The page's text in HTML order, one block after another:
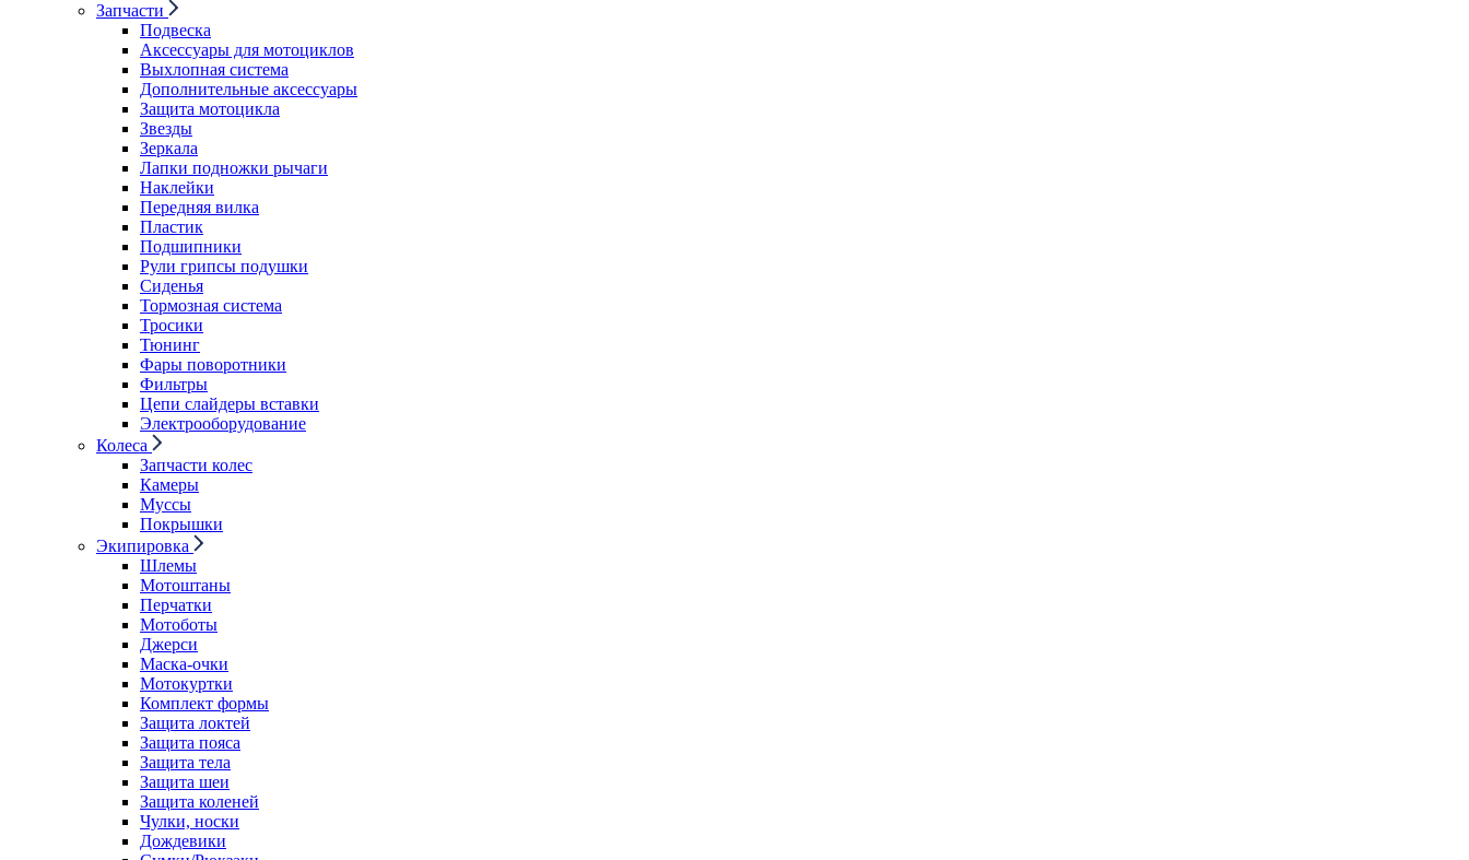
Запчасти
Подвеска
Аксессуары для мотоциклов
Выхлопная система
Дополнительные аксессуары
Защита мотоцикла
Звезды
Зеркала
Лапки подножки рычаги
Наклейки
Передняя вилка
Пластик
Подшипники
Рули грипсы подушки
Сиденья
Тормозная система
Тросики
Тюнинг
Фары поворотники
Фильтры
Цепи слайдеры вставки
Электрооборудование
Колеса
Запчасти колес
Камеры
Муссы
Покрышки
Экипировка
Шлемы
Мотоштаны
Перчатки
Мотоботы
Джерси
Маска-очки
Мотокуртки
Комплект формы
Защита локтей
Защита пояса
Защита тела
Защита шеи
Защита коленей
Чулки, носки
Дождевики